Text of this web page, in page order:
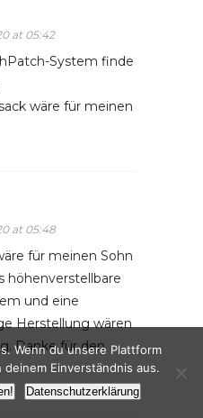
at 05:42
System finde
wäre für meinen
at 05:48
für meinen Sohn
höhenverstellbare
und eine
Herstellung wären
Danke für den
Wenn du unsere Plattform
Einverständnis aus.
Datenschutzerklärung